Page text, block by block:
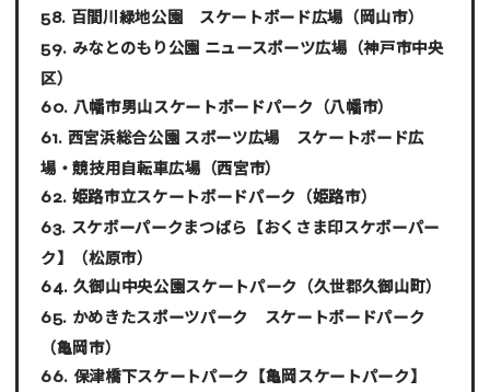
百間川緑地公園 スケートボード広場 （岡山市）
みなとのもり公園 ニュースポーツ広場 （神戸市中央
区）
八幡市男山スケートボードパーク （八幡市）
西宮浜総合公園 スポーツ広場 スケートボード広
場・競技用自転車広場 （西宮市）
姫路市立スケートボードパーク （姫路市）
スケボーパークまつばら【おくさま印スケボーパー
ク】
（松原市）
久御山中央公園スケートパーク （久世郡久御山町）
かめきたスポーツパーク スケートボードパーク
（亀岡市）
保津橋下スケートパーク【亀岡スケートパーク】